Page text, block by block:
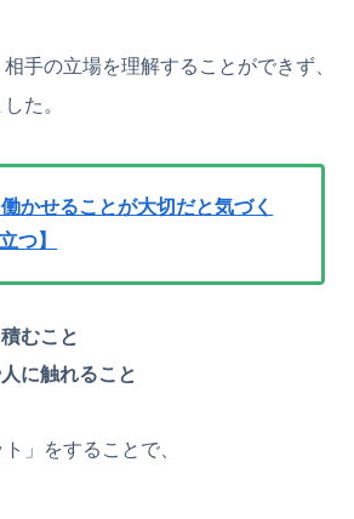
手の立場を理解することができず、
た。
かせることが大切だと気づく
つ】
むこと
に触れること
」をすることで、